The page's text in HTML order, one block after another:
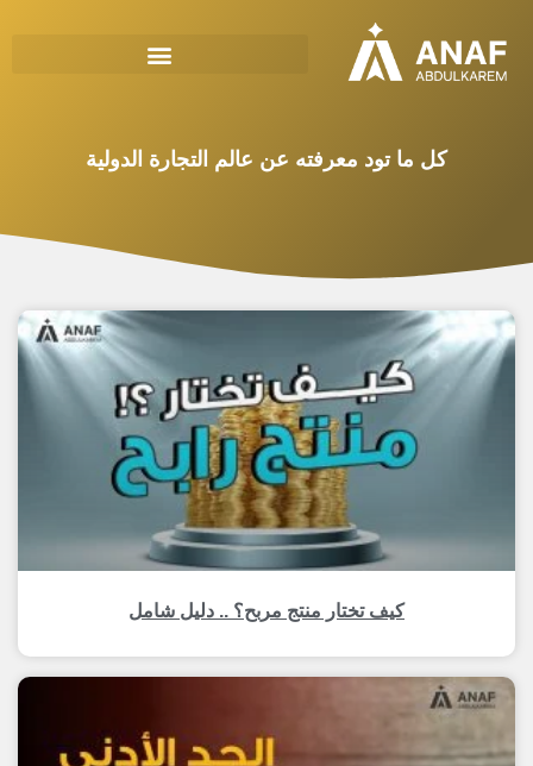
كل ما تود معرفته عن عالم التجارة الدولية
كيف تختار منتج مربح؟ .. دليل شامل